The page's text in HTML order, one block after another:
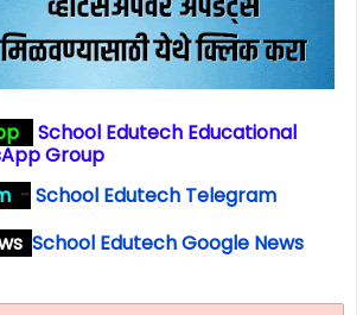
School Edutech Educational
Group
- School Edutech Telegram
School Edutech Google News